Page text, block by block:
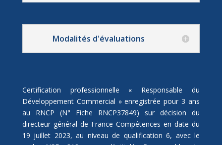
Modalités d'évaluations
Certification professionnelle « Responsable du
Développement Commercial » enregistrée pour 3 ans
au RNCP (N° Fiche RNCP37849) sur décision du
directeur général de France Compétences en date du
19 juillet 2023, au niveau de qualification 6, avec le